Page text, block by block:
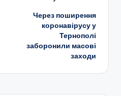
Через поширення
коронавірусу у
Тернополі
заборонили масові
заходи